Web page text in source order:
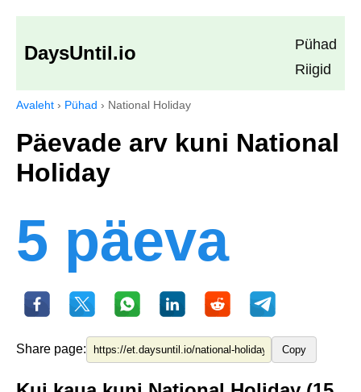
DaysUntil.io
Pühad
Riigid
Avaleht › Pühad › National Holiday
Päevade arv kuni National
Holiday
5 päeva
Share page: Copy